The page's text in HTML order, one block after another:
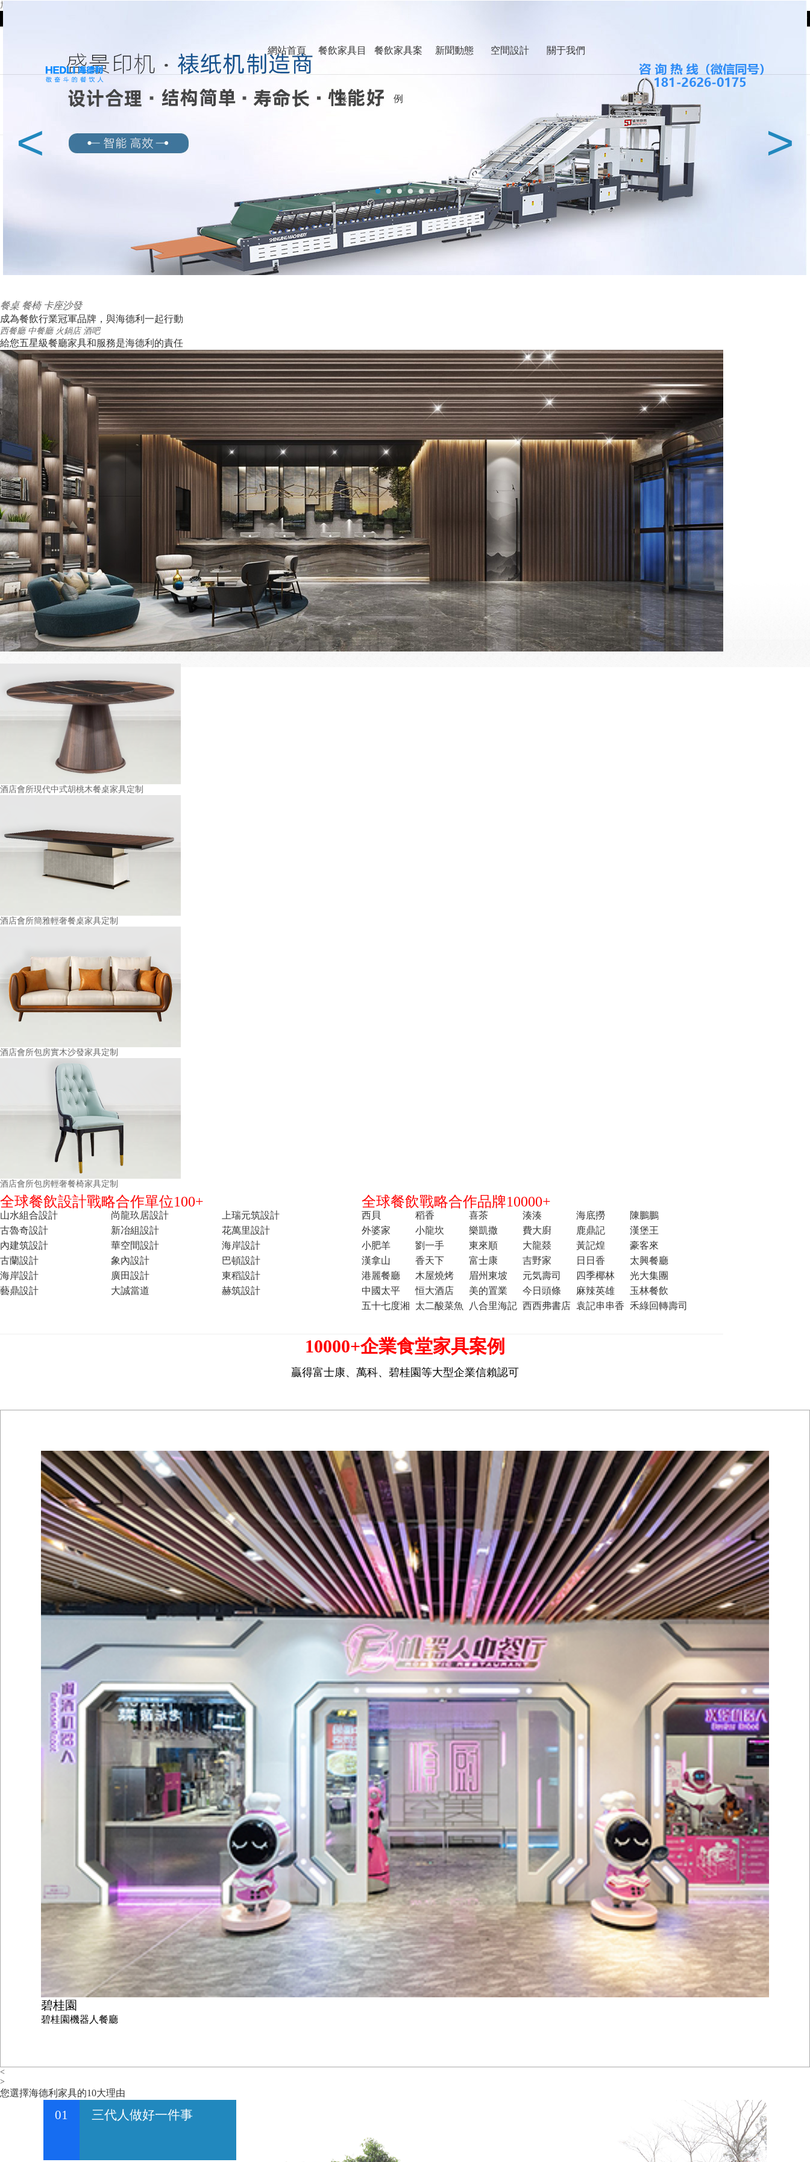
馗降:粽邪2,学长的大香肠好吃吗,暴躁太子爷,刘罗锅别传,韩国电影朋友,深夜的蠕动未增删有翻译樱,武林女大生,一江春水向东流在线观看
收藏本站
網站首頁 餐飲家具目
錄
餐飲家具案
例
新聞動態 空間設計 關于我們
< >
熱門家具分類
智能火鍋桌 智能調料臺 企業食堂家 會所家具 烤肉桌
電動餐桌
武漢 上海
臺灣 北美 中東 歐洲
餐桌 餐椅 卡座沙發
成為餐飲行業冠軍品牌，與海德利一起行動
西餐廳 中餐廳 火鍋店 酒吧
給您五星級餐廳家具和服務是海德利的責任
酒店會所現代中式胡桃木餐桌家具定制
酒店會所簡雅輕奢餐桌家具定制
酒店會所包房實木沙發家具定制
酒店會所包房輕奢餐椅家具定制
全球餐飲設計戰略合作單位100+
山水組合設計 尚龍玖居設計
上瑞元筑設計
古魯奇設計
新冶組設計
花萬里設計
內建筑設計
華空間設計
海岸設計
古蘭設計
象內設計
巴頓設計
海岸設計
廣田設計
東稻設計
藝鼎設計
大誠當道 赫筑設計
全球餐飲戰略合作品牌10000+
西貝 稻香 喜茶 湊湊 海底撈
陳鵬鵬
外婆家
小龍坎 樂凱撒 費大廚 鹿鼎記
漢堡王
小肥羊
劉一手 東來順 大龍燚 黃記煌
豪客來
漢拿山
香天下 富士康 吉野家 日日香
太興餐廳
港麗餐廳
木屋燒烤 眉州東坡 元気壽司 四季椰林
光大集團
中國太平
恒大酒店 美的置業 今日頭條 麻辣英雄
玉林餐飲
五十七度湘
太二酸菜魚 八合里海記 西西弗書店 袁記串串香 禾綠回轉壽司
10000+企業食堂家具案例
贏得富士康、萬科、碧桂園等大型企業信賴認可
碧桂園
碧桂園機器人餐廳
<
>
您選擇海德利家具的10大理由
01 三代人做好一件事